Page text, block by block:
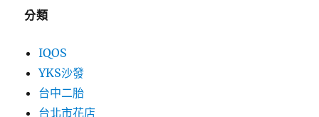
分類
IQOS
YKS沙發
台中二胎
台北市花店